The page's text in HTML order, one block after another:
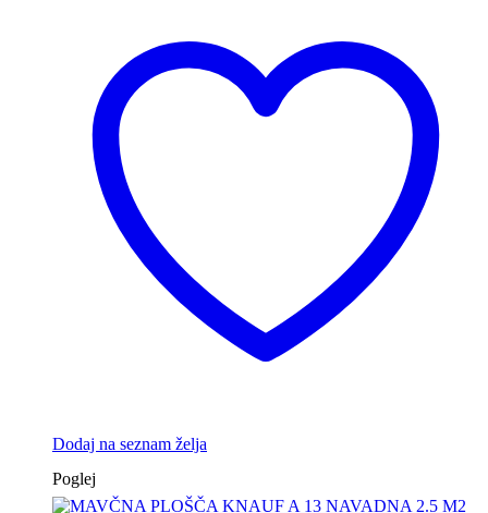
Dodaj na seznam želja
Poglej